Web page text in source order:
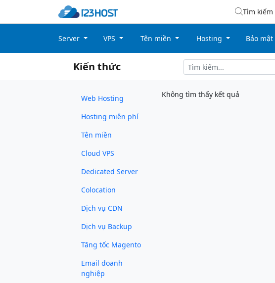
Tìm kiếm
Server VPS Tên miền Hosting Bảo mật
Kiến thức
Web Hosting
Hosting miễn phí
Tên miền
Cloud VPS
Dedicated Server
Colocation
Dịch vụ CDN
Dịch vụ Backup
Tăng tốc Magento
Email doanh
nghiệp
Không tìm thấy kết quả